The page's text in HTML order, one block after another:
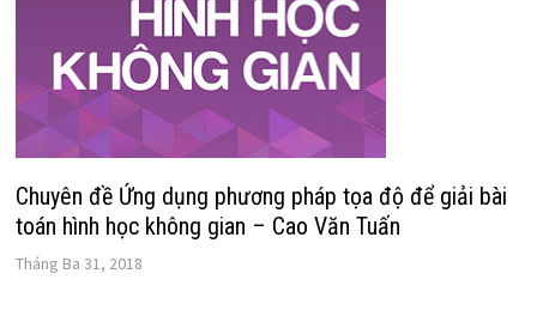
Chuyên đề Ứng dụng phương pháp tọa độ để giải bài
toán hình học không gian – Cao Văn Tuấn
Tháng Ba 31, 2018